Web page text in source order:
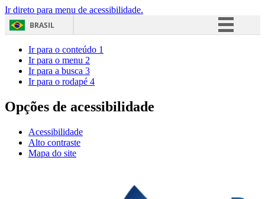
Ir direto para menu de acessibilidade.
BRASIL
Acesso à informação
Ir para o conteúdo 1
Ir para o menu 2
Ir para a busca 3
Ir para o rodapé 4
Opções de acessibilidade
Acessibilidade
Alto contraste
Mapa do site